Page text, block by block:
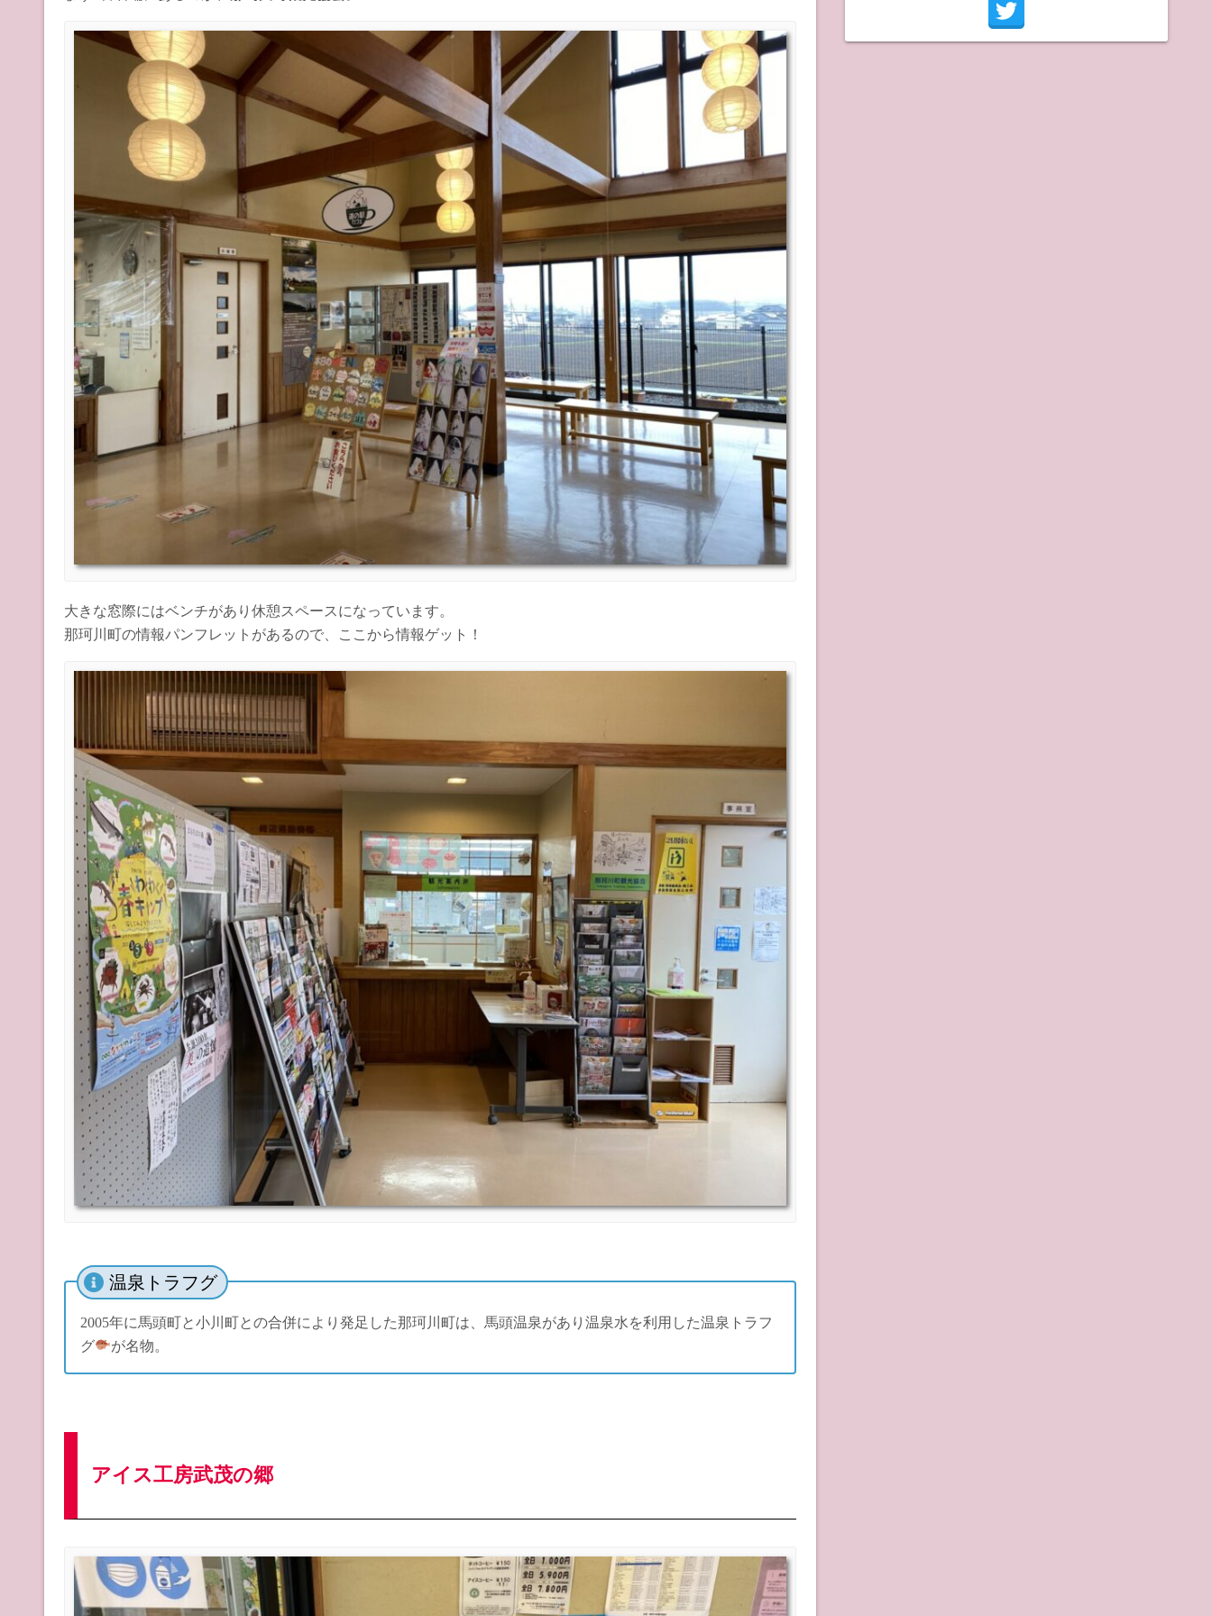
大きな窓際にはベンチがあり休憩スペースになっています。
那珂川町の情報パンフレットがあるので、ここから情報ゲット！
温泉トラフグ
2005年に馬頭町と小川町との合併により発足した那珂川町は、馬頭温泉があり温泉水を利用した温泉トラフ
グ
が名物。
アイス工房武茂の郷